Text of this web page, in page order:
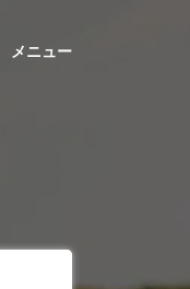
メニュー